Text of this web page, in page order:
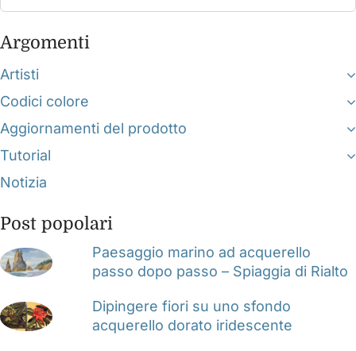
Argomenti
Artisti
Codici colore
Aggiornamenti del prodotto
Tutorial
Notizia
Post popolari
Paesaggio marino ad acquerello
passo dopo passo – Spiaggia di Rialto
Dipingere fiori su uno sfondo
acquerello dorato iridescente